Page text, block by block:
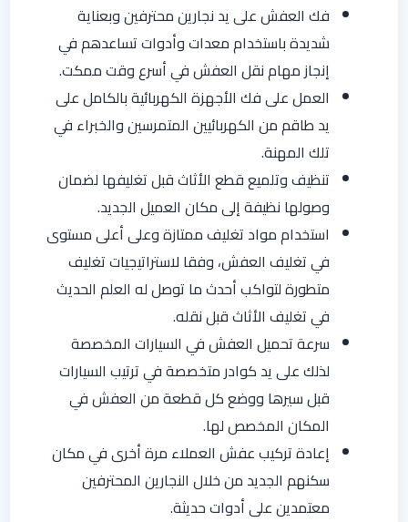
فك العفش على يد نجارين محترفين وبعناية
شديدة باستخدام معدات وأدوات تساعدهم في
إنجاز مهام نقل العفش في أسرع وقت ممكت.
العمل على فك الأجهزة الكهربائية بالكامل على
يد طاقم من الكهربائيين المتمرسين والخبراء في
تلك المهنة.
تنظيف وتلميع قطع الأثاث قبل تغليفها لضمان
وصولها نظيفة إلى مكان العميل الجديد.
استخدام مواد تغليف ممتازة وعلى أعلى مستوى
في تغليف العفش، وفقا لاستراتيجيات تغليف
متطورة لتواكب أحدث ما توصل له العلم الحديث
في تغليف الأثاث قبل نقله.
سرعة تحميل العفش في السيارات المخصصة
لذلك على يد كوادر متخصصة في ترتيب السيارات
قبل سيرها ووضع كل قطعة من العفش في
المكان المخصص لها.
إعادة تركيب عفش العملاء مرة أخرى في مكان
سكنهم الجديد من خلال النجارين المحترفين
معتمدين على أدوات حديثة.